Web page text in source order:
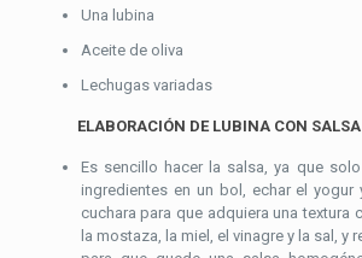
Una lubina
Aceite de oliva
Lechugas variadas
ELABORACIÓN DE LUBINA CON
Es sencillo hacer la salsa, ya que
ingredientes en un bol, echar el yogur
cuchara para que adquiera una textura
la mostaza, la miel, el vinagre y la sal, y